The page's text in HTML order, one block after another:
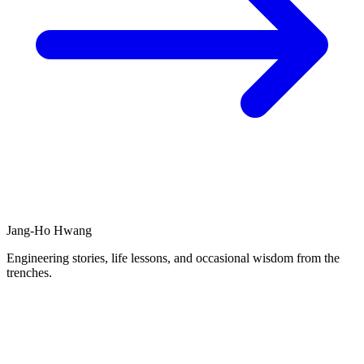
Jang-Ho Hwang
Engineering stories, life lessons, and occasional wisdom from the
trenches.